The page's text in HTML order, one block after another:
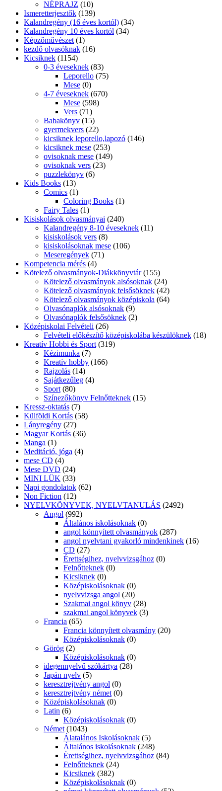
NÉPRAJZ (10)
Ismeretterjesztők (139)
Kalandregény (16 éves kortól) (34)
Kalandregény 10 éves kortól (34)
Képzőművészet (1)
kezdő olvasóknak (16)
Kicsiknek (1154)
0-3 éveseknek (83)
Leporello (75)
Mese (0)
4-7 éveseknek (670)
Mese (598)
Vers (71)
Babakönyv (15)
gyermekvers (22)
kicsiknek leporello,lapozó (146)
kicsiknek mese (253)
ovisoknak mese (149)
ovisoknak vers (23)
puzzlekönyv (6)
Kids Books (13)
Comics (1)
Coloring Books (1)
Fairy Tales (1)
Kisiskolások olvasmányai (240)
Kalandregény 8-10 éveseknek (11)
kisiskolások vers (8)
kisiskolásoknak mese (106)
Meseregények (71)
Kompetencia mérés (4)
Kötelező olvasmányok-Diákkönyvtár (155)
Kötelező olvasmányok alsósoknak (24)
Kötelező olvasmányok felsősöknek (42)
Kötelező olvasmányok középiskola (64)
Olvasónaplók alsósoknak (9)
Olvasónaplók felsősöknek (2)
Középiskolai Felvételi (26)
Felvételi előkészítő középiskolába készülöknek (18)
Kreatív Hobbi és Sport (319)
Kézimunka (7)
Kreatív hobby (166)
Rajzolás (14)
Sajátkezűleg (4)
Sport (80)
Színezőkönyv Felnőtteknek (15)
Kressz-oktatás (7)
Külföldi Kortás (58)
Lányregény (27)
Magyar Kortás (36)
Manga (1)
Meditáció, jóga (4)
mese CD (4)
Mese DVD (24)
MINI LÜK (33)
Napi gondolatok (62)
Non Fiction (12)
NYELVKÖNYVEK, NYELVTANULÁS (2492)
Angol (992)
Általános iskolásoknak (0)
angol könnyített olvasmányok (287)
angol nyelvtani gyakorló mindenkinek (16)
CD (27)
Érettségihez, nyelvvizsgához (0)
Felnőtteknek (0)
Kicsiknek (0)
Középiskolásoknak (0)
nyelvvizsga angol (20)
Szakmai angol könyv (28)
szakmai angol könyvek (3)
Francia (65)
Francia könnyített olvasmány (20)
Középiskolásoknak (0)
Görög (2)
Középiskolásoknak (0)
idegennyelvű szókártya (28)
Japán nyelv (5)
keresztrejtvény angol (0)
keresztrejtvény német (0)
Középiskolásoknak (0)
Latin (6)
Középiskolásoknak (0)
Német (1043)
Álatalános Iskolásoknak (5)
Általános iskolásoknak (248)
Érettségihez, nyelvvizsgához (84)
Felnőtteknek (24)
Kicsiknek (382)
Középiskolásoknak (0)